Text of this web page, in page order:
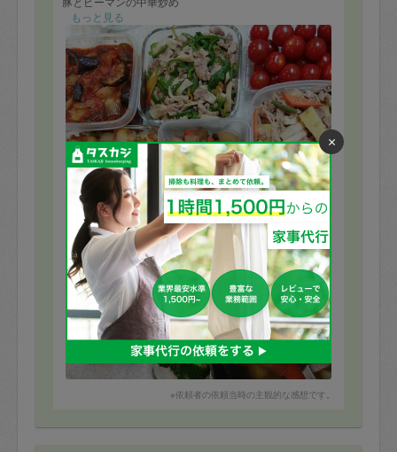
豚と根菜の炒め煮
かぼちゃ煮物
茹でブロッコリーとおくら
プチトマト下拵え
ワカメとシーチキン和えサラダ
ソーセージと根菜のスープ
を作っていただきました！
シンク内も洗っていただき、週末、週明けはご飯に悩ま
ず、過ごせそうです。
もっと見る
※依頼者の依頼当時の主観的な感想です。
×